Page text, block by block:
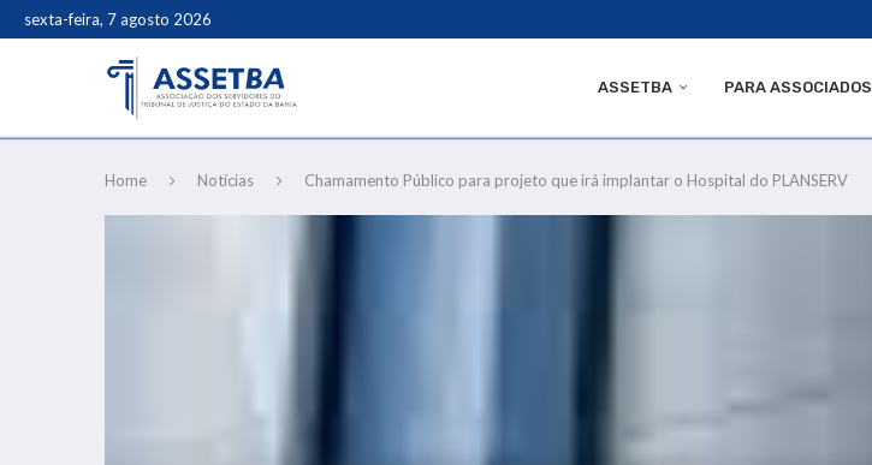
sexta-feira, 7 agosto 2026
ASSETBA PARA ASSOCIADOS
Home Notícias Chamamento Público para projeto que irá implantar o Hospital do PLANSERV